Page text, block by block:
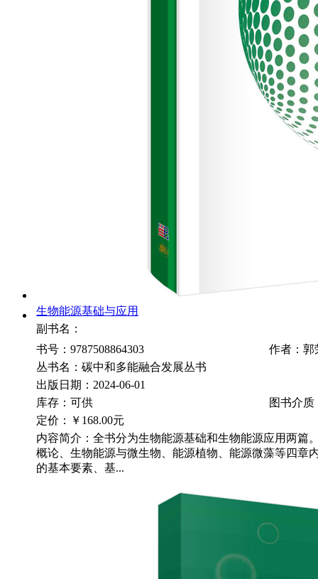
生物能源基础与应用
副书名：
书号：9787508864303
作者：郭
丛书名：碳中和多能融合发展丛书
出版日期：2024-06-01
库存：可供
图书介质
定价：
￥168.00元
内容简介：全书分为生物能源基础和生物能源应用两篇
概论、生物能源与微生物、能源植物、能源微藻等四章
的基本要素、基...